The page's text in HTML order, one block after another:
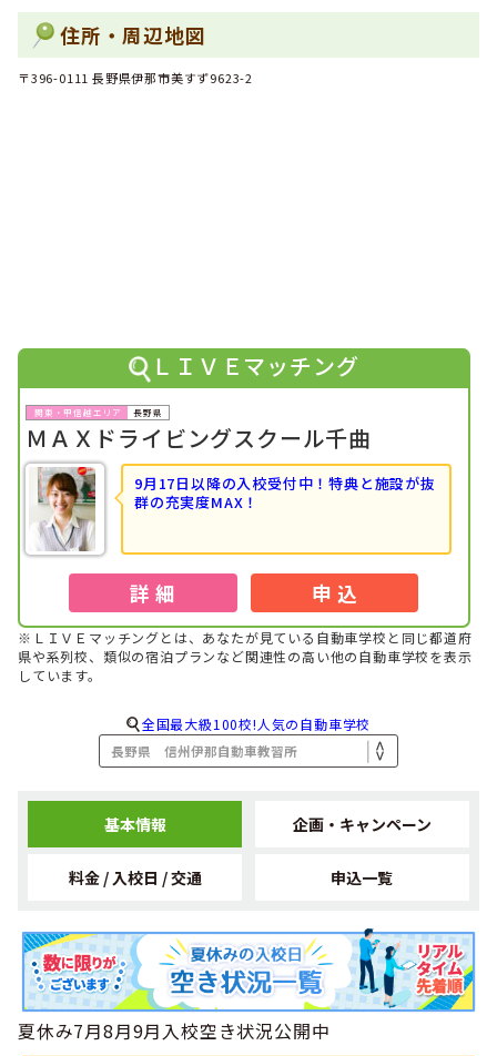
2026年04月
全国で専門学校生に人気のランキングで
2026年03月
関東・甲信越で女性のフリーターに人気のランキングで
関東・甲信越でフリーターに人気のランキングで1位
2026年03月
関東・甲信越で専門学校生に人気のランキングで1位
した！
2026年03月
関東・甲信越で大学生に人気のランキングで
1位
た！
2026年03月
関東・甲信越で人気のランキングで1位になりました！
2026年03月
全国で女性のフリーターに人気のランキングで1位になりまし
た！
2026年03月
関東・甲信越で女性の専門学校生に人気のランキングで 1位
なりました！
2026年02月
関東・甲信越で女性の大学生に人気のランキングで1位になり
2026年02月
関東・甲信越で専門学校生に人気のランキングで1位になりま
2026年02月
関東・甲信越で大学生に人気のランキングで1位になりまし
た！
2026年02月
関東・甲信越で高校生に人気のランキングで1位
た！
住所・周辺地図
〒396-0111 長野県伊那市美すず9623-2
ＬＩＶＥマッチング
長野県
ＭＡＸドライビングスクール千曲
9月17日以降の入校受付中！特典と施設が抜
群の充実度MAX！
詳 細 申 込
※ＬＩＶＥマッチングとは、あなたが見ている自動車学校と同じ都道府
県や系列校、類似の宿泊プランなど関連性の高い他の自動車学校を表示
しています。
全国最大級100校!人気の自動車学校
基本情報 企画・キャンペーン
料金 / 入校日 / 交通 申込一覧
夏休み7月8月9月入校空き状況公開中